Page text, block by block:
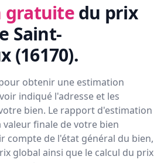
gratuite du prix
Saint-
(16170).
obtenir une estimation
indiqué l'adresse et les
bien. Le rapport d'estimation
finale de votre bien
compte de l'état général du bien,
global ainsi que le calcul du prix